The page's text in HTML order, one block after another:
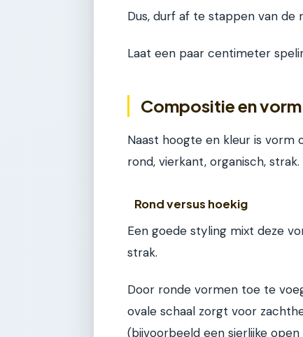
Dus, durf af te stappen van de
Laat een paar centimeter
Compositie en vorm
Naast hoogte en kleur is vorm
rond, vierkant, organisch, strak.
Rond versus hoekig
Een goede styling mixt deze
strak.
Door ronde vormen toe te
ovale schaal zorgt voor
(bijvoorbeeld een sierlijke